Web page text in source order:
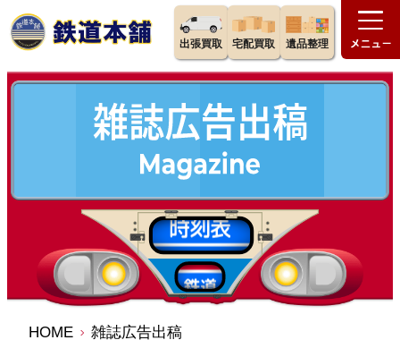
出張買取 宅配買取 遺品整理
HOME 雑誌広告出稿